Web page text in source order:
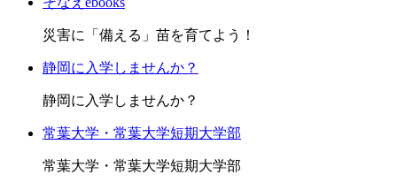
災害に「備える」苗を育てよう！
静岡に入学しませんか？
静岡に入学しませんか？
常葉大学・常葉大学短期大学部
常葉大学・常葉大学短期大学部